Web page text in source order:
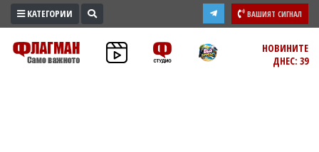
ПРОМО
ЗОНА
КАТЕГОРИИ ВАШИЯТ СИГНАЛ
НОВИНИТЕ
ДНЕС: 39